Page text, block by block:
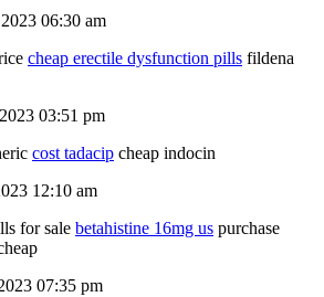
06:30 am
cheap erectile dysfunction pills fildena
03:51 pm
cost tadacip cheap indocin
12:10 am
for sale betahistine 16mg us purchase
07:35 pm